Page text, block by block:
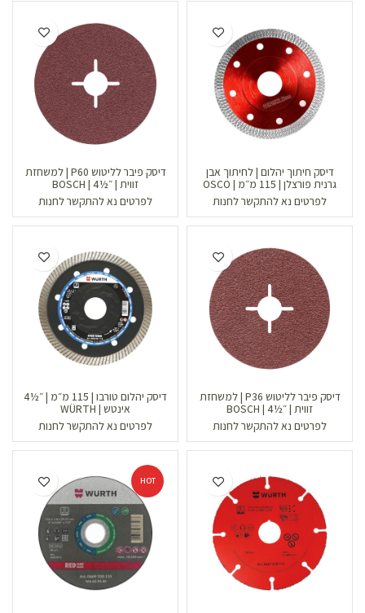
דיסק חיתוך יהלום | לחיתוך אבן
גרנית פורצלן | 115 מ״מ | OSCO
לפרטים נא להתקשר לחנות
דיסק פיבר לליטוש P60 | למשחזת
זווית | ״½4 | BOSCH
לפרטים נא להתקשר לחנות
דיסק פיבר לליטוש P36 | למשחזת
זווית | ״½4 | BOSCH
לפרטים נא להתקשר לחנות
דיסק יהלום טורבו | 115 מ״מ | ״½4
אינטש | WÜRTH
לפרטים נא להתקשר לחנות
HOT